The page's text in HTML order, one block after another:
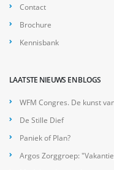
Contact
Brochure
Kennisbank
LAATSTE NIEUWS EN BLOGS
WFM Congres. De kunst
De Stille Dief
Paniek of Plan?
Argos Zorggroep: